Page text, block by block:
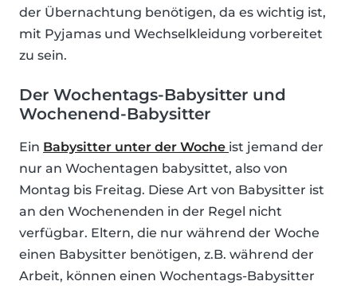
der Übernachtung benötigen, da es wichtig ist,
mit Pyjamas und Wechselkleidung vorbereitet
zu sein.
Der Wochentags-Babysitter und
Wochenend-Babysitter
Ein Babysitter unter der Woche ist jemand der
nur an Wochentagen babysittet, also von
Montag bis Freitag. Diese Art von Babysitter ist
an den Wochenenden in der Regel nicht
verfügbar. Eltern, die nur während der Woche
einen Babysitter benötigen, z.B. während der
Arbeit, können einen Wochentags-Babysitter